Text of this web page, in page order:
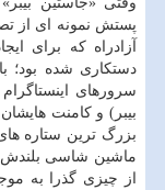
پستش نمونه ای از
دستکاری شده بود؛
سرورهای
بیبر) و کامنت
بزرگ ترین ستاره
ماشین شاسی بلندش
از چیزی گذرا به